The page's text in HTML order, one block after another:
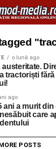
o lună ago
austeritate.
tractoriști
ago
ani a murit
care
POSTS